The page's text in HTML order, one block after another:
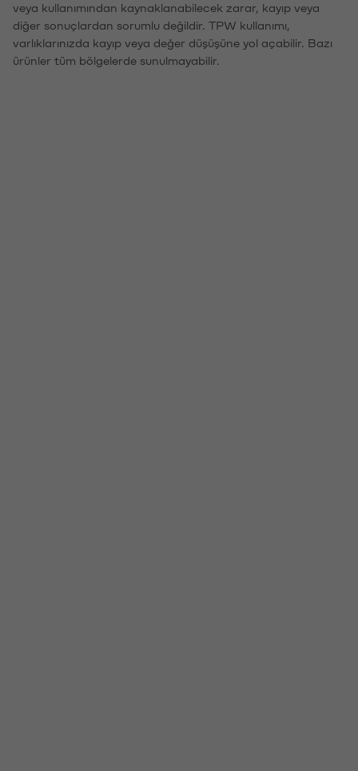
veya kullanımından kaynaklanabilecek zarar, kayıp veya
diğer sonuçlardan sorumlu değildir. TPW kullanımı,
varlıklarınızda kayıp veya değer düşüşüne yol açabilir. Bazı
ürünler tüm bölgelerde sunulmayabilir.